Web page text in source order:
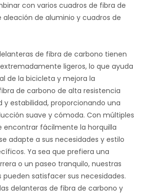
con varios cuadros de fibra de
aleación de aluminio y cuadros de
de fibra de carbono tienen
ligeros, lo que ayuda
de la bicicleta y mejora la
de carbono de alta resistencia
y estabilidad, proporcionando una
suave y cómoda. Con múltiples
encontrar fácilmente la horquilla
adapte a sus necesidades y estilo
Ya sea que prefiera una
o un paseo tranquilo, nuestras
pueden satisfacer sus necesidades.
delanteras de fibra de carbono y